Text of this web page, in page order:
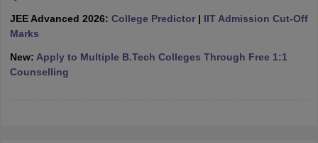
Andhra Pradesh Engineering Colleges in Madhya Pradesh
Colleges in India
Top Private Engineering Colleges in India
Top Institutes that take JEE Advanced ScoresView All JEE Main E-
JEE Advanced 2026: College Predictor| IIT Admission Cut-Off
Marks
New: Apply to Multiple B.Tech Colleges Through Free 1:1
Counselling